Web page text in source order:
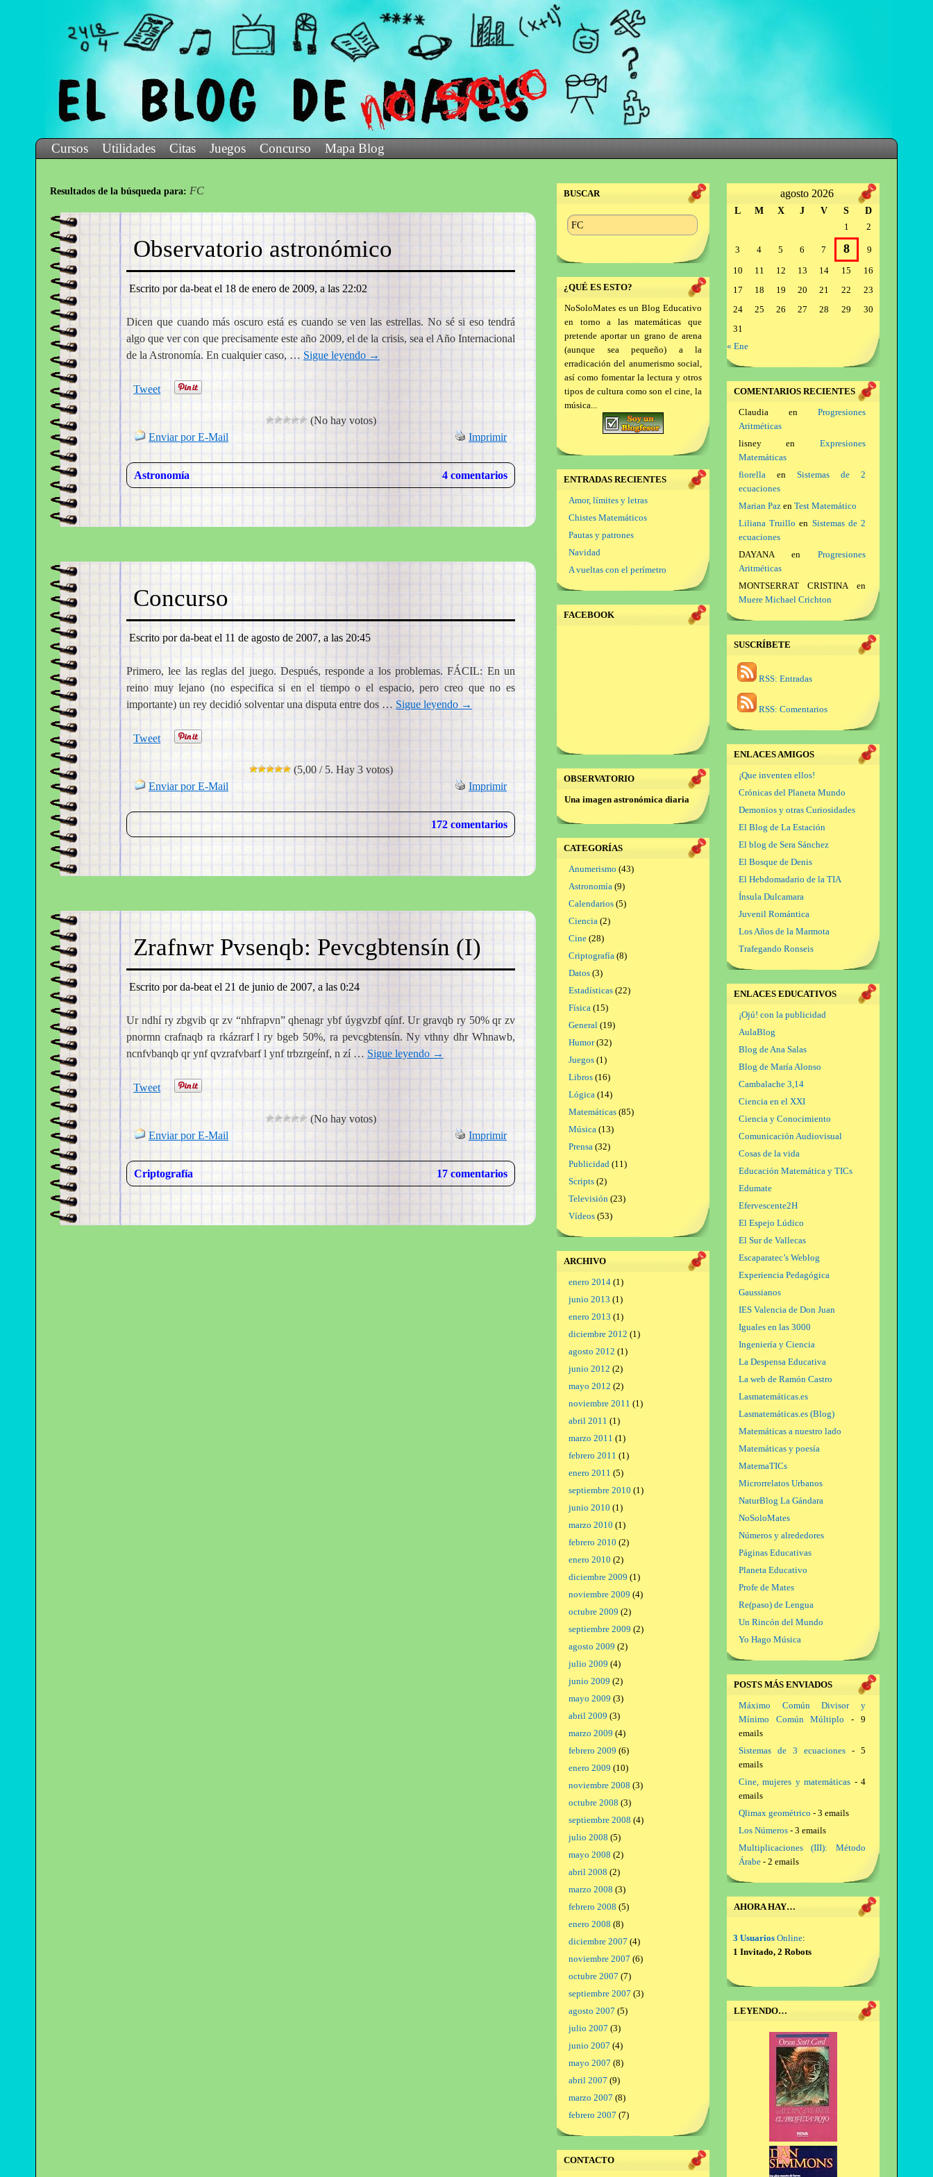
Cursos Utilidades Citas Juegos Concurso Mapa Blog
Resultados de la búsqueda para: FC
Observatorio astronómico
Escrito por da-beat el 18 de enero de 2009, a las 22:02
Dicen que cuando más oscuro está es cuando se ven las estrellas. No sé si eso tendrá
algo que ver con que precisamente este año 2009, el de la crisis, sea el Año Internacional
de la Astronomía. En cualquier caso, … Sigue leyendo →
Tweet
(No hay votos)
Enviar por E-Mail
Imprimir
Astronomía 4 comentarios
Concurso
Escrito por da-beat el 11 de agosto de 2007, a las 20:45
Primero, lee las reglas del juego. Después, responde a los problemas. FÁCIL: En un
reino muy lejano (no especifica si en el tiempo o el espacio, pero creo que no es
importante) un rey decidió solventar una disputa entre dos … Sigue leyendo →
Tweet
(5,00 / 5. Hay 3 votos)
Enviar por E-Mail
Imprimir
172 comentarios
Zrafnwr Pvsenqb: Pevcgbtensín (I)
Escrito por da-beat el 21 de junio de 2007, a las 0:24
Ur ndhí ry zbgvib qr zv “nhfrapvn” qhenagr ybf úygvzbf qínf. Ur gravqb ry 50% qr zv
pnormn crafnaqb ra rkázrarf l ry bgeb 50%, ra pevcgbtensín. Ny vthny dhr Whnawb,
ncnfvbanqb qr ynf qvzrafvbarf l ynf trbzrgeínf, n zí … Sigue leyendo →
Tweet
(No hay votos)
Enviar por E-Mail
Imprimir
Criptografía 17 comentarios
BUSCAR
¿QUÉ ES ESTO?
NoSoloMates es un Blog Educativo
en torno a las matemáticas que
pretende aportar un grano de arena
(aunque sea pequeño) a la
erradicación del anumerismo social,
así como fomentar la lectura y otros
tipos de cultura como son el cine, la
música...
ENTRADAS RECIENTES
Amor, límites y letras
Chistes Matemáticos
Pautas y patrones
Navidad
A vueltas con el perímetro
FACEBOOK
OBSERVATORIO
Una imagen astronómica diaria
CATEGORÍAS
Anumerismo (43)
Astronomía(9)
Calendarios(5)
Ciencia(2)
Cine(28)
Criptografía(8)
Datos(3)
Estadísticas(22)
Física(15)
General(19)
Humor(32)
Juegos(1)
Libros(16)
Lógica(14)
Matemáticas(85)
Música(13)
Prensa(32)
Publicidad(11)
Scripts(2)
Televisión(23)
Vídeos(53)
ARCHIVO
enero 2014(1)
junio 2013 (1)
enero 2013 (1)
diciembre 2012 (1)
agosto 2012 (1)
junio 2012 (2)
mayo 2012 (2)
noviembre 2011 (1)
abril 2011 (1)
marzo 2011 (1)
febrero 2011 (1)
enero 2011 (5)
septiembre 2010 (1)
junio 2010 (1)
marzo 2010 (1)
febrero 2010 (2)
enero 2010 (2)
diciembre 2009 (1)
noviembre 2009 (4)
octubre 2009 (2)
septiembre 2009 (2)
agosto 2009 (2)
julio 2009 (4)
junio 2009 (2)
mayo 2009 (3)
abril 2009 (3)
marzo 2009 (4)
febrero 2009 (6)
enero 2009 (10)
noviembre 2008 (3)
octubre 2008 (3)
septiembre 2008 (4)
julio 2008 (5)
mayo 2008 (2)
abril 2008 (2)
marzo 2008 (3)
febrero 2008 (5)
enero 2008 (8)
diciembre 2007 (4)
noviembre 2007 (6)
octubre 2007 (7)
septiembre 2007 (3)
agosto 2007 (5)
julio 2007 (3)
junio 2007 (4)
mayo 2007 (8)
abril 2007 (9)
marzo 2007 (8)
febrero 2007 (7)
CONTACTO
agosto 2026
L M X J V S
D
1
2
3 4 5 6 7 8
9
10
11 12 13 14 15
16
17
18 19 20 21 22
23
24
25 26 27 28 29
30
31
« Ene
COMENTARIOS RECIENTES
Claudiaen Progresiones
Aritméticas
lisneyen Expresiones
Matemáticas
fiorellaen Sistemas de 2
ecuaciones
Marian Pazen Test Matemático
Liliana Truillo en Sistemas de 2
ecuaciones
DAYANAen Progresiones
Aritméticas
MONTSERRAT CRISTINAen
Muere Michael Crichton
SUSCRÍBETE
RSS: Entradas
RSS: Comentarios
ENLACES AMIGOS
¡Que inventen ellos!
Crónicas del Planeta Mundo
Demonios y otras Curiosidades
El Blog de La Estación
El blog de Sera Sánchez
El Bosque de Denis
El Hebdomadario de la TIA
Ínsula Dulcamara
Juvenil Romántica
Los Años de la Marmota
Trafegando Ronseis
ENLACES EDUCATIVOS
¡Ojú! con la publicidad
AulaBlog
Blog de Ana Salas
Blog de María Alonso
Cambalache 3,14
Ciencia en el XXI
Ciencia y Conocimiento
Comunicación Audiovisual
Cosas de la vida
Educación Matemática y TICs
Edumate
Efervescente2H
El Espejo Lúdico
El Sur de Vallecas
Escaparatec’s Weblog
Experiencia Pedagógica
Gaussianos
IES Valencia de Don Juan
Iguales en las 3000
Ingeniería y Ciencia
La Despensa Educativa
La web de Ramón Castro
Lasmatemáticas.es
Lasmatemáticas.es (Blog)
Matemáticas a nuestro lado
Matemáticas y poesía
MatemaTICs
Microrrelatos Urbanos
NaturBlog La Gándara
NoSoloMates
Números y alrededores
Páginas Educativas
Planeta Educativo
Profe de Mates
Re(paso) de Lengua
Un Rincón del Mundo
Yo Hago Música
POSTS MÁS ENVIADOS
Máximo Común Divisor y
Mínimo Común Múltiplo - 9
emails
Sistemas de 3 ecuaciones- 5
emails
Cine, mujeres y matemáticas - 4
emails
Qlimax geométrico - 3 emails
Los Números- 3 emails
Multiplicaciones (III): Método
Árabe- 2 emails
AHORA HAY…
3 Usuarios Online:
1 Invitado, 2 Robots
LEYENDO…